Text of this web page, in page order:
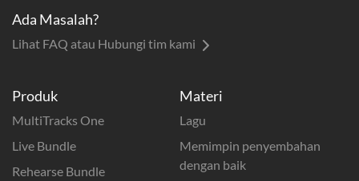
Produk
MultiTracks One
Live Bundle
Rehearse Bundle
Materi
Lagu
Memimpin penyembahan
dengan baik
Ada Masalah?
Lihat FAQ atau Hubungi tim kami